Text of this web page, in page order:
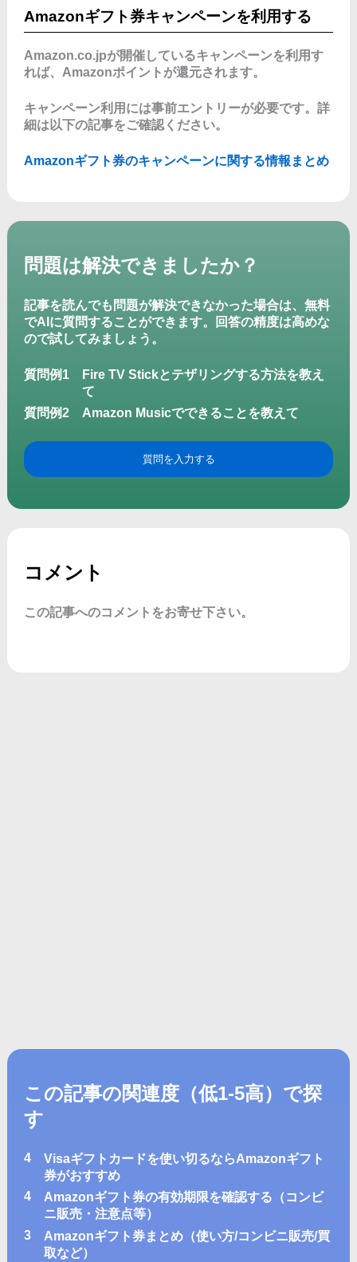
Amazonギフト券キャンペーンを利用する
Amazon.co.jpが開催しているキャンペーンを利用す
れば、Amazonポイントが還元されます。
キャンペーン利用には事前エントリーが必要です。詳
細は以下の記事をご確認ください。
Amazonギフト券のキャンペーンに関する情報まとめ
問題は解決できましたか？
記事を読んでも問題が解決できなかった場合は、無料
でAIに質問することができます。回答の精度は高めな
ので試してみましょう。
質問例1
Fire TV Stickとテザリングする方法を教え
て
質問例2
Amazon Musicでできることを教えて
質問を入力する
コメント
この記事へのコメントをお寄せ下さい。
この記事の関連度 （低1-5高） で探
す
4
Visaギフトカードを使い切るならAmazonギフト
券がおすすめ
4
Amazonギフト券の有効期限を確認する（コンビ
ニ販売・注意点等）
3
Amazonギフト券まとめ（使い方/コンビニ販売/買
取など）